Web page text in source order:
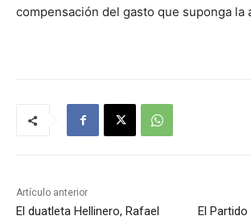
compensación del gasto que suponga la
Artículo anterior
El duatleta Hellinero, Rafael
El